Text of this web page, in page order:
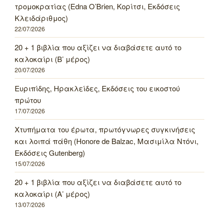
τρομοκρατίας (Edna O’Brien, Κορίτσι, Εκδόσεις
Κλειδάριθμος)
22/07/2026
20 + 1 βιβλία που αξίζει να διαβάσετε αυτό το
καλοκαίρι (Β’ μέρος)
20/07/2026
Ευριπίδης, Ηρακλείδες, Εκδόσεις του εικοστού
πρώτου
17/07/2026
Χτυπήματα του έρωτα, πρωτόγνωρες συγκινήσεις
και λοιπά πάθη (Honore de Balzac, Μασιμίλα Ντόνι,
Εκδόσεις Gutenberg)
15/07/2026
20 + 1 βιβλία που αξίζει να διαβάσετε αυτό το
καλοκαίρι (Α’ μέρος)
13/07/2026